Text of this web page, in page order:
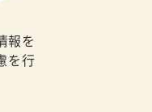
報を
を行